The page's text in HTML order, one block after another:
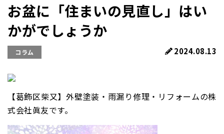
お盆に「住まいの見直し」はい
かがでしょうか
コラム 2024.08.13
【葛飾区柴又】外壁塗装・雨漏り修理・リフォームの株
式会社眞友です。